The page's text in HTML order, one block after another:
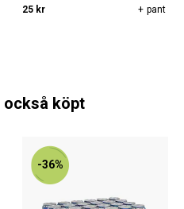
25 kr + pant
också köpt
-36%